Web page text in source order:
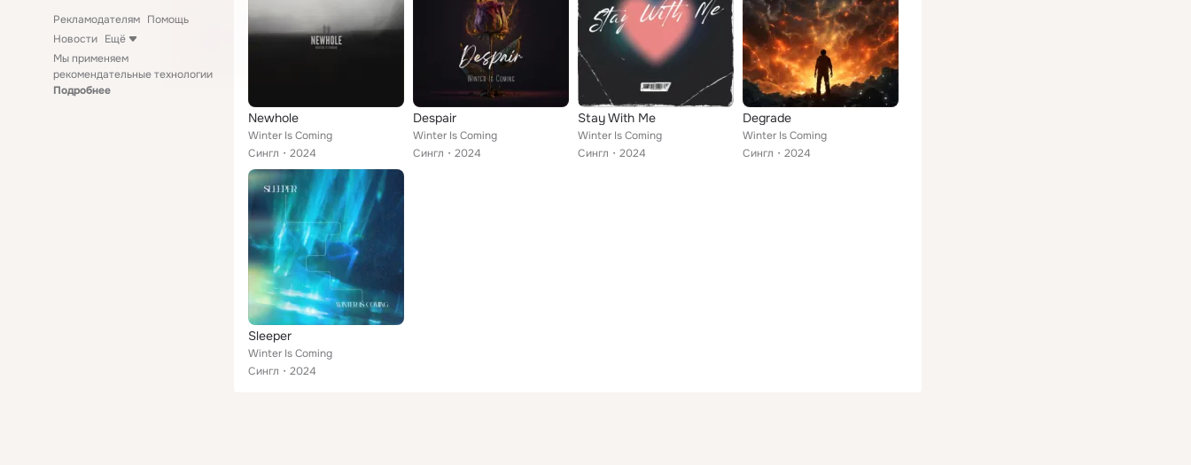
Рекламодателям Помощь
Новости Ещё
Мы применяем
рекомендательные технологии
Подробнее
Newhole
Winter Is Coming
Сингл
2024
Despair
Winter Is Coming
Сингл
2024
Stay With Me
Winter Is Coming
Сингл
2024
Degrade
Winter Is Coming
Сингл
2024
Sleeper
Winter Is Coming
Сингл
2024